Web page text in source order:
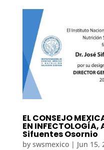
EL CONSEJO
EN
Sifuentes Osornio
by swsmexico| Jun 15,